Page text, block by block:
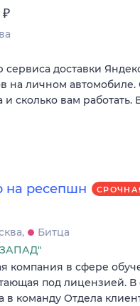
₽
доставки
на личном
сколько вам работать.
на ресепшн
Битца
компания в сфере
под лицензией.
в команду Отдела